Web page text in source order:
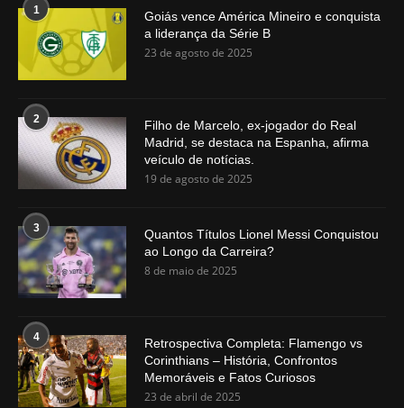
1
Goiás vence América Mineiro e conquista
a liderança da Série B
23 de agosto de 2025
2
Filho de Marcelo, ex-jogador do Real
Madrid, se destaca na Espanha, afirma
veículo de notícias.
19 de agosto de 2025
3
Quantos Títulos Lionel Messi Conquistou
ao Longo da Carreira?
8 de maio de 2025
4
Retrospectiva Completa: Flamengo vs
Corinthians – História, Confrontos
Memoráveis e Fatos Curiosos
23 de abril de 2025